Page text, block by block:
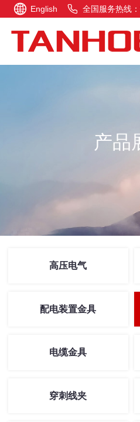
English 全国服务热线
产品
高压电气
配电装置金具
电缆金具
穿刺线夹